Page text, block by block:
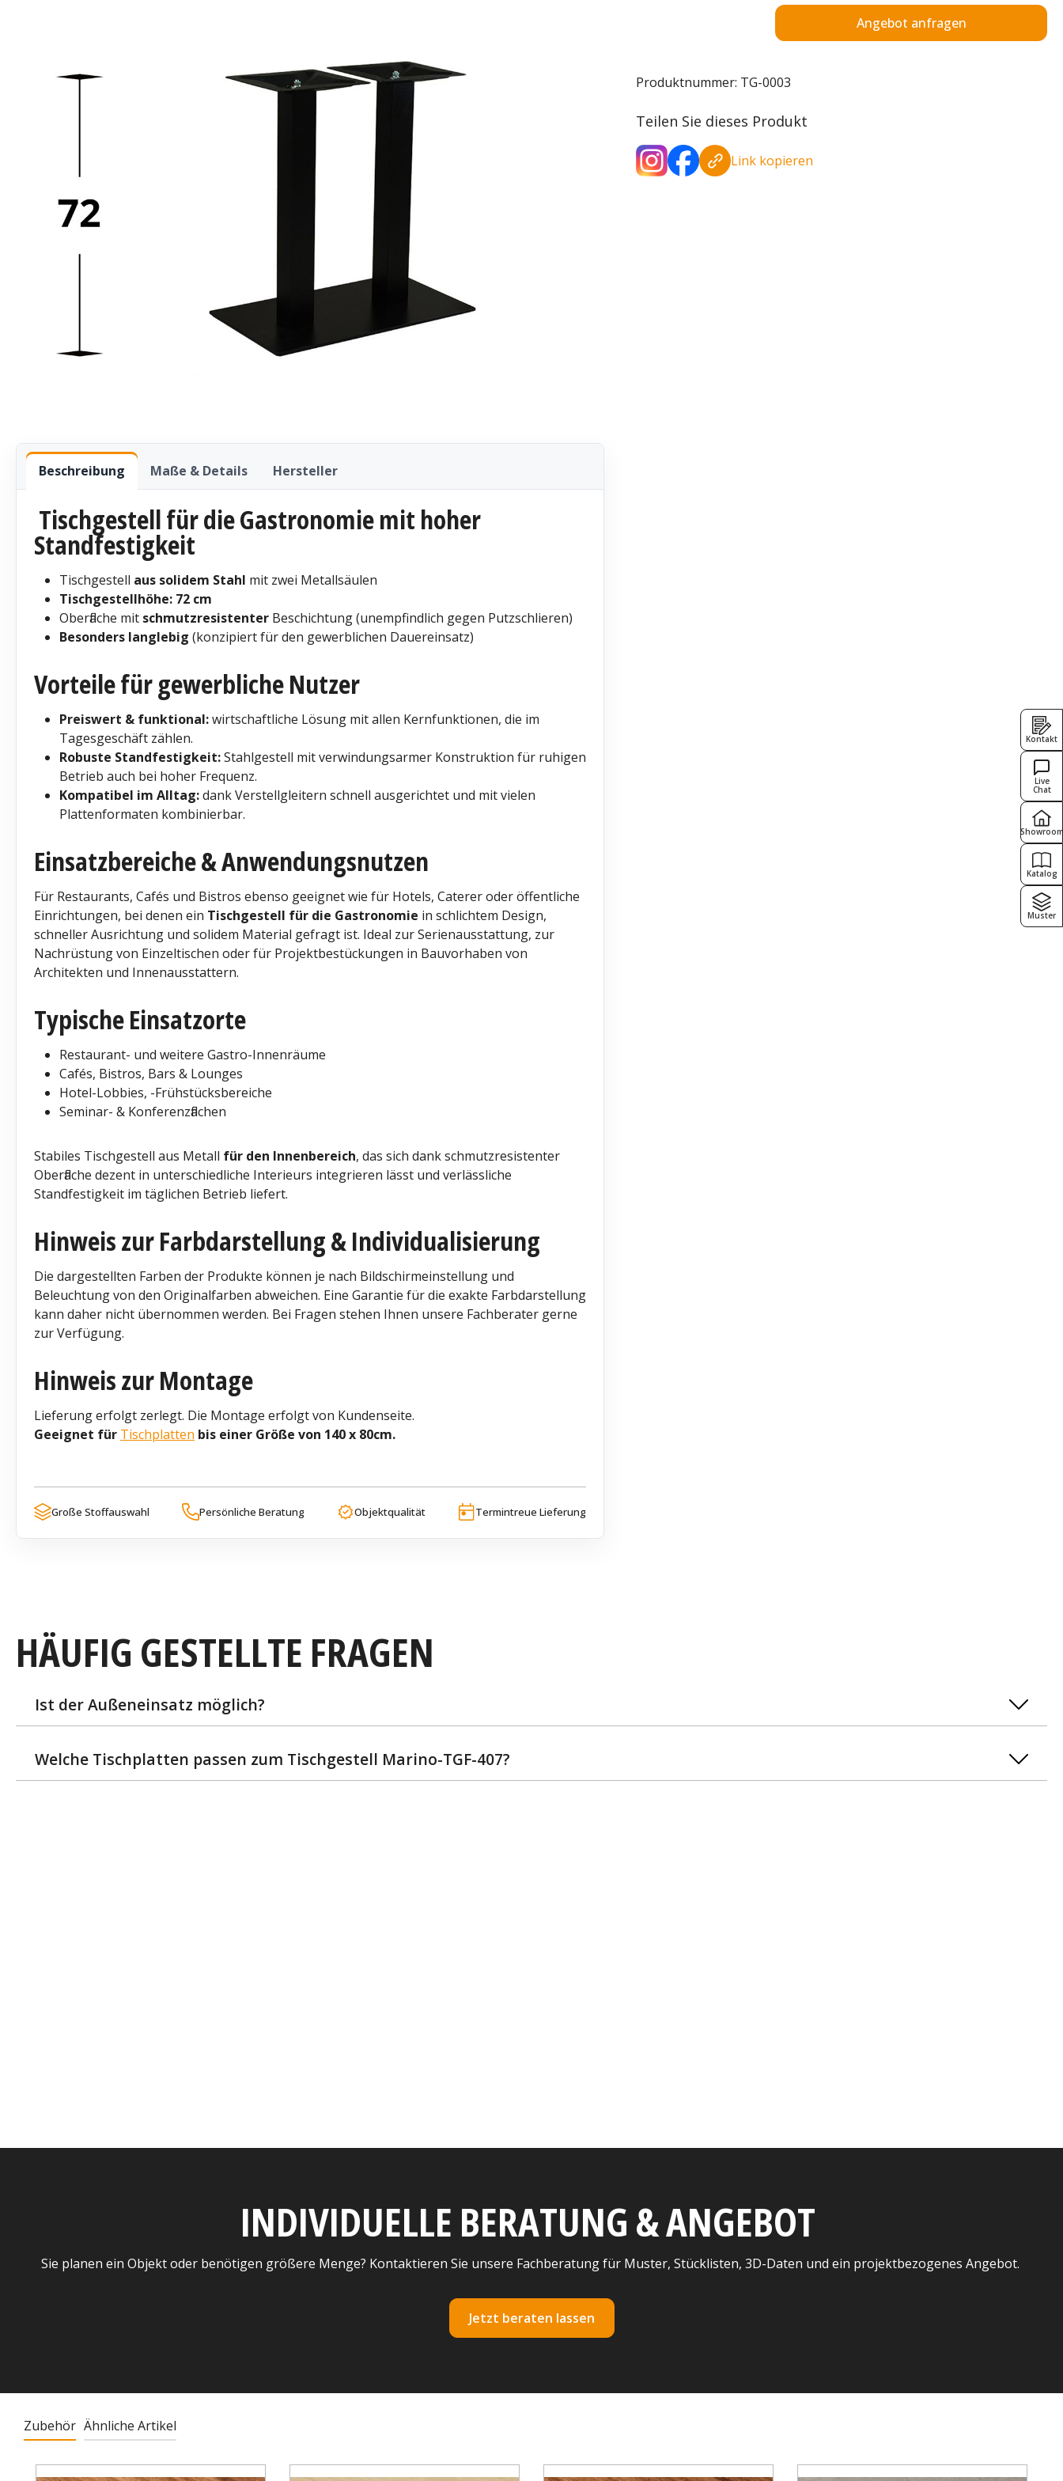
Angebot anfragen
Produktnummer: TG-0003
Teilen Sie dieses Produkt
Link kopieren
Beschreibung Maße & Details Hersteller
Tischgestell für die Gastronomie mit hoher
Standfestigkeit
Tischgestell aus solidem Stahl mit zwei Metallsäulen
Tischgestellhöhe: 72 cm
Oberfläche mit schmutzresistenter Beschichtung (unempfindlich gegen Putzschlieren)
Besonders langlebig (konzipiert für den gewerblichen Dauereinsatz)
Vorteile für gewerbliche Nutzer
Preiswert & funktional:wirtschaftliche Lösung mit allen Kernfunktionen, die im
Tagesgeschäft zählen.
Robuste Standfestigkeit:Stahlgestell mit verwindungsarmer Konstruktion für ruhigen
Betrieb auch bei hoher Frequenz.
Kompatibel im Alltag:dank Verstellgleitern schnell ausgerichtet und mit vielen
Plattenformaten kombinierbar.
Einsatzbereiche & Anwendungsnutzen
Für Restaurants, Cafés und Bistros ebenso geeignet wie für Hotels, Caterer oder öffentliche
Einrichtungen, bei denen ein Tischgestell für die Gastronomie in schlichtem Design,
schneller Ausrichtung und solidem Material gefragt ist. Ideal zur Serienausstattung, zur
Nachrüstung von Einzeltischen oder für Projektbestückungen in Bauvorhaben von
Architekten und Innenausstattern.
Typische Einsatzorte
Restaurant- und weitere Gastro-Innenräume
Cafés, Bistros, Bars & Lounges
Hotel-Lobbies, -Frühstücksbereiche
Seminar- & Konferenzflächen
Stabiles Tischgestell aus Metall für den Innenbereich, das sich dank schmutzresistenter
Oberfläche dezent in unterschiedliche Interieurs integrieren lässt und verlässliche
Standfestigkeit im täglichen Betrieb liefert.
Hinweis zur Farbdarstellung & Individualisierung
Die dargestellten Farben der Produkte können je nach Bildschirmeinstellung und
Beleuchtung von den Originalfarben abweichen. Eine Garantie für die exakte Farbdarstellung
kann daher nicht übernommen werden. Bei Fragen stehen Ihnen unsere Fachberater gerne
zur Verfügung.
Hinweis zur Montage
Lieferung erfolgt zerlegt. Die Montage erfolgt von Kundenseite.
Geeignet für Tischplatten bis einer Größe von 140 x 80cm.
Große Stoffauswahl Persönliche Beratung Objektqualität Termintreue Lieferung
HÄUFIG GESTELLTE FRAGEN
Ist der Außeneinsatz möglich?
Welche Tischplatten passen zum Tischgestell Marino-TGF-407?
INDIVIDUELLE BERATUNG & ANGEBOT
Sie planen ein Objekt oder benötigen größere Menge? Kontaktieren Sie unsere Fachberatung für Muster, Stücklisten, 3D-Daten und ein projektbezogenes Angebot.
Jetzt beraten lassen
Zubehör Ähnliche Artikel
Produktgalerie überspringen
Kontakt
Live
Chat
Showroom
Katalog
Muster